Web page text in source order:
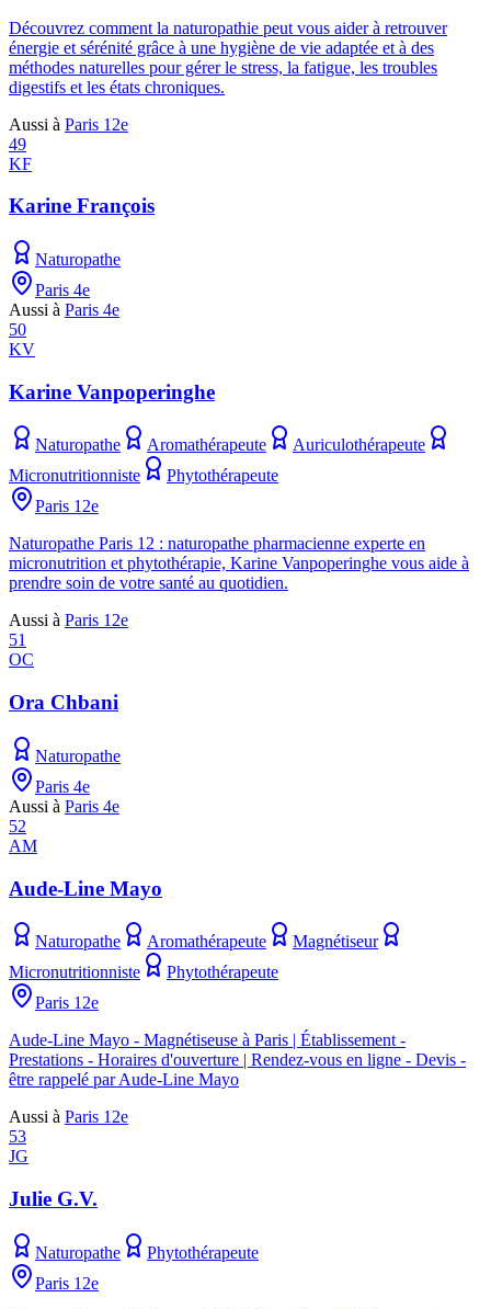
Découvrez comment la naturopathie peut vous aider à retrouver
énergie et sérénité grâce à une hygiène de vie adaptée et à des
méthodes naturelles pour gérer le stress, la fatigue, les troubles
digestifs et les états chroniques.
Aussi à Paris 12e
49
KF
Karine François
Naturopathe
Paris 4e
Aussi à Paris 4e
50
KV
Karine Vanpoperinghe
Naturopathe Aromathérapeute
Auriculothérapeute
Micronutritionniste
Phytothérapeute
Paris 12e
Naturopathe Paris 12 : naturopathe pharmacienne experte en
micronutrition et phytothérapie, Karine Vanpoperinghe vous aide à
prendre soin de votre santé au quotidien.
Aussi à Paris 12e
51
OC
Ora Chbani
Naturopathe
Paris 4e
Aussi à Paris 4e
52
AM
Aude-Line Mayo
Naturopathe Aromathérapeute
Magnétiseur
Micronutritionniste
Phytothérapeute
Paris 12e
Aude-Line Mayo - Magnétiseuse à Paris | Établissement -
Prestations - Horaires d'ouverture | Rendez-vous en ligne - Devis -
être rappelé par Aude-Line Mayo
Aussi à Paris 12e
53
JG
Julie G.V.
Naturopathe
Phytothérapeute
Paris 12e